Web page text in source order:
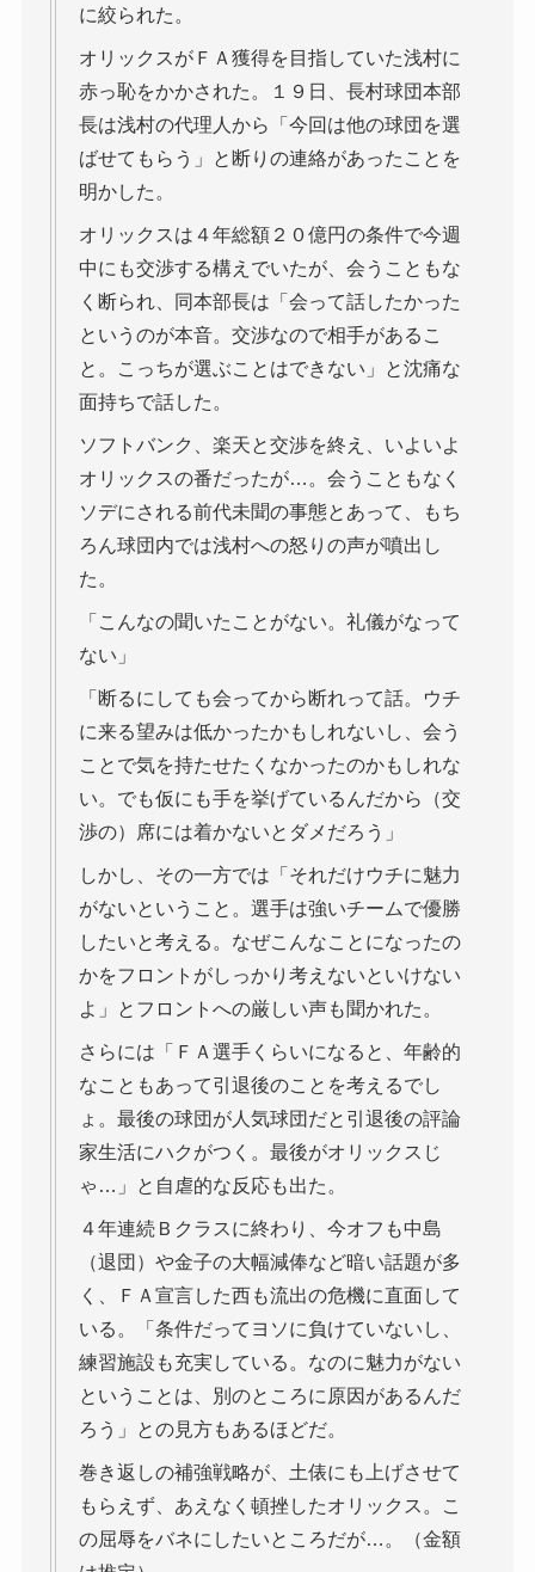
に絞られた。
オリックスがＦＡ獲得を目指していた浅村に
赤っ恥をかかされた。１９日、長村球団本部
長は浅村の代理人から「今回は他の球団を選
ばせてもらう」と断りの連絡があったことを
明かした。
オリックスは４年総額２０億円の条件で今週
中にも交渉する構えでいたが、会うこともな
く断られ、同本部長は「会って話したかった
というのが本音。交渉なので相手があるこ
と。こっちが選ぶことはできない」と沈痛な
面持ちで話した。
ソフトバンク、楽天と交渉を終え、いよいよ
オリックスの番だったが…。会うこともなく
ソデにされる前代未聞の事態とあって、もち
ろん球団内では浅村への怒りの声が噴出し
た。
「こんなの聞いたことがない。礼儀がなって
ない」
「断るにしても会ってから断れって話。ウチ
に来る望みは低かったかもしれないし、会う
ことで気を持たせたくなかったのかもしれな
い。でも仮にも手を挙げているんだから（交
渉の）席には着かないとダメだろう」
しかし、その一方では「それだけウチに魅力
がないということ。選手は強いチームで優勝
したいと考える。なぜこんなことになったの
かをフロントがしっかり考えないといけない
よ」とフロントへの厳しい声も聞かれた。
さらには「ＦＡ選手くらいになると、年齢的
なこともあって引退後のことを考えるでし
ょ。最後の球団が人気球団だと引退後の評論
家生活にハクがつく。最後がオリックスじ
ゃ…」と自虐的な反応も出た。
４年連続Ｂクラスに終わり、今オフも中島
（退団）や金子の大幅減俸など暗い話題が多
く、ＦＡ宣言した西も流出の危機に直面して
いる。「条件だってヨソに負けていないし、
練習施設も充実している。なのに魅力がない
ということは、別のところに原因があるんだ
ろう」との見方もあるほどだ。
巻き返しの補強戦略が、土俵にも上げさせて
もらえず、あえなく頓挫したオリックス。こ
の屈辱をバネにしたいところだが…。（金額